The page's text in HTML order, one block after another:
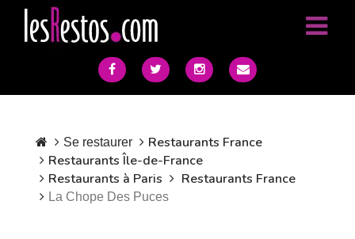
Se restaurer
Restaurants France
Restaurants Île-de-France
Restaurants à Paris
Restaurants France
La Chope Des Puces